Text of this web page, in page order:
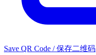
Save QR Code / 保存二维码